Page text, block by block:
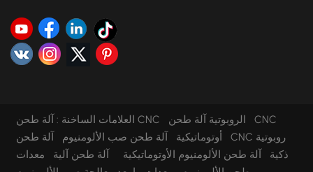
العلامات الساخنة : آلة طحن CNC الروبوتية آلة طحن CNC
أوتوماتيكية
آلة طحن صب الألومنيوم
آلة طحن CNC روبوتية
ذكية
آلة طحن الألومنيوم الأوتوماتيكية آلة طحن آلية
معدات